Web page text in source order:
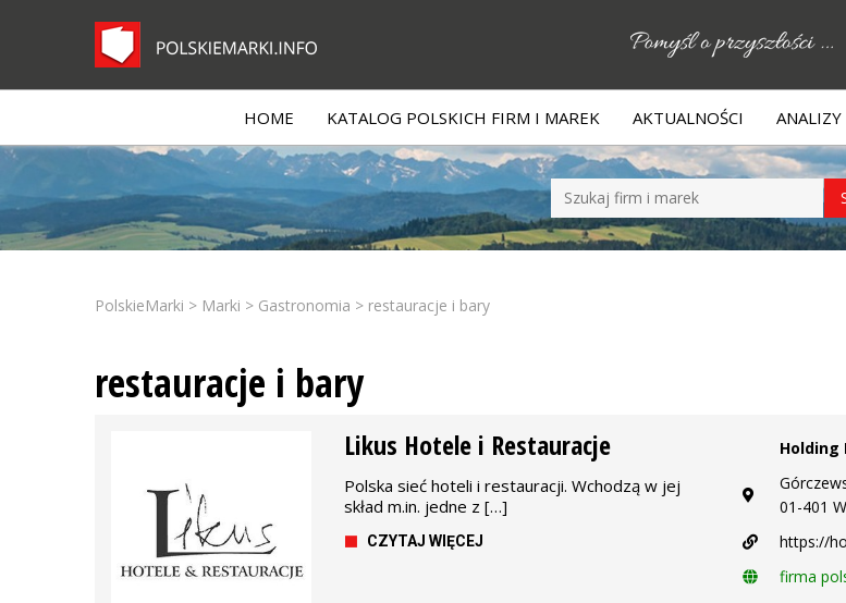
HOME KATALOG POLSKICH FIRM I MAREK AKTUALNOŚCI
PolskieMarki > Marki > Gastronomia > restauracje i bary
restauracje i bary
Likus Hotele i Restauracje
Polska sieć hoteli i restauracji. Wchodzą w jej
skład m.in. jedne z […]
CZYTAJ WIĘCEJ
Holding
01-401
https://
firma